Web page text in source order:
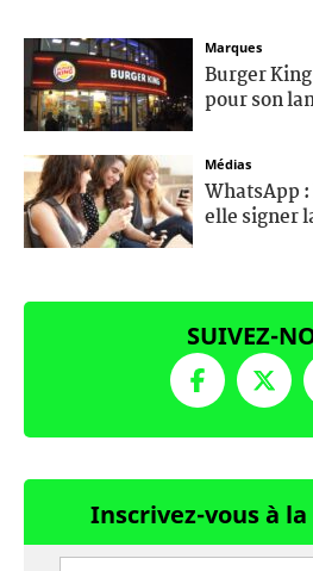
Marques
Burger
pour son
Médias
WhatsApp
elle signer
SUIVEZ-
Inscrivez-vous à